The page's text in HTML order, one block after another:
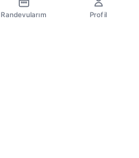
Randevularım Profil